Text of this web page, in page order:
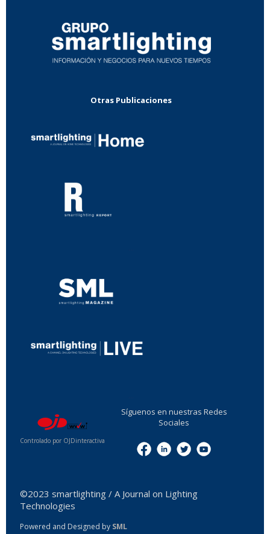
Otras Publicaciones
Controlado por OJDinteractiva
Síguenos en nuestras Redes
Sociales
©2023 smartlighting / A Journal on Lighting
Technologies
Powered and Designed by SML